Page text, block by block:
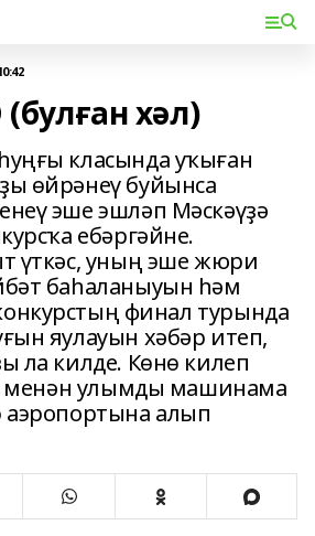
хәл)
класында уҡыған
өйрәнеү буйынса
эше эшләп Мәскәүҙә
ебәргәйне.
үткәс, уның эше жюри
баһаланыуын һәм
финал турында
яулауын хәбәр итеп,
ла килде. Көнө килеп
менән улымды машинама
алып